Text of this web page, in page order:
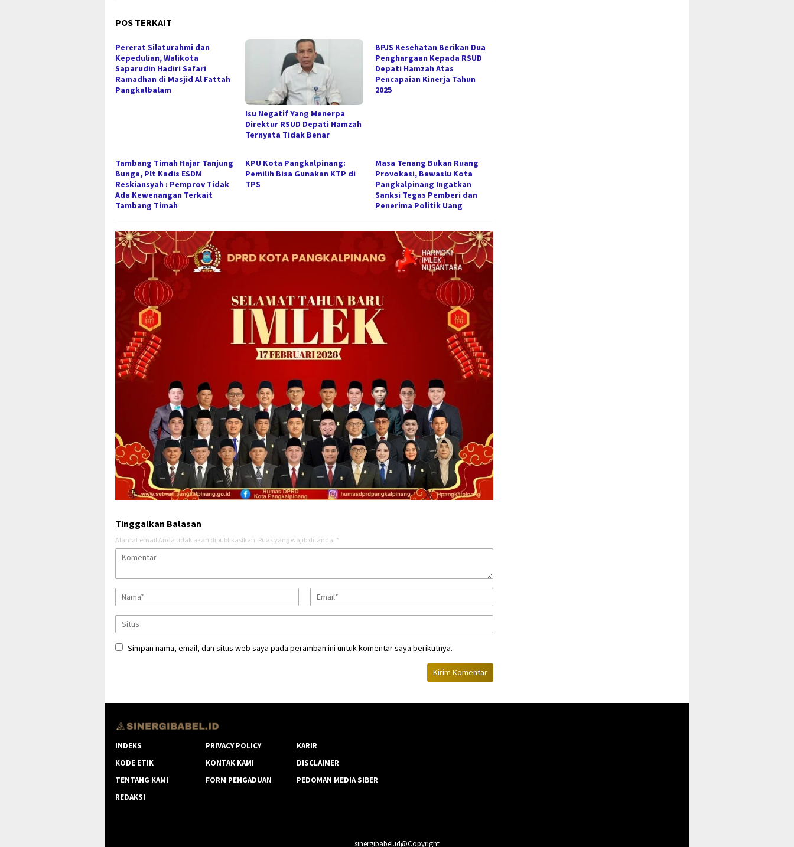
POS TERKAIT
Pererat Silaturahmi dan
Kepedulian, Walikota
Saparudin Hadiri Safari
Ramadhan di Masjid Al Fattah
Pangkalbalam
Isu Negatif Yang Menerpa
Direktur RSUD Depati Hamzah
Ternyata Tidak Benar
BPJS Kesehatan Berikan Dua
Penghargaan Kepada RSUD
Depati Hamzah Atas
Pencapaian Kinerja Tahun
2025
Tambang Timah Hajar Tanjung
Bunga, Plt Kadis ESDM
Reskiansyah : Pemprov Tidak
Ada Kewenangan Terkait
Tambang Timah
KPU Kota Pangkalpinang:
Pemilih Bisa Gunakan KTP di
TPS
Masa Tenang Bukan Ruang
Provokasi, Bawaslu Kota
Pangkalpinang Ingatkan
Sanksi Tegas Pemberi dan
Penerima Politik Uang
Tinggalkan Balasan
Alamat email Anda tidak akan dipublikasikan. Ruas yang wajib ditandai *
Simpan nama, email, dan situs web saya pada peramban ini untuk komentar saya berikutnya.
INDEKS PRIVACY POLICY
KARIR
KODE ETIK
KONTAK KAMI
DISCLAIMER
TENTANG KAMI
FORM PENGADUAN
PEDOMAN MEDIA SIBER
REDAKSI
sinergibabel.id@Copyright